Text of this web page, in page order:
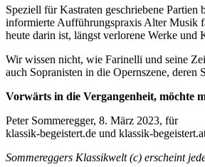
Speziell für Kastraten geschriebene
informierte Aufführungspraxis Alter Musik
heute darin ist, längst verlorene Werke
Wir wissen nicht, wie Farinelli und seine
auch Sopranisten in die Opernszene,
Vorwärts in die Vergangenheit, möchte
Peter Sommeregger, 8. März 2023, für
klassik-begeistert.de und klassik-
Sommereggers Klassikwelt (c) erscheint